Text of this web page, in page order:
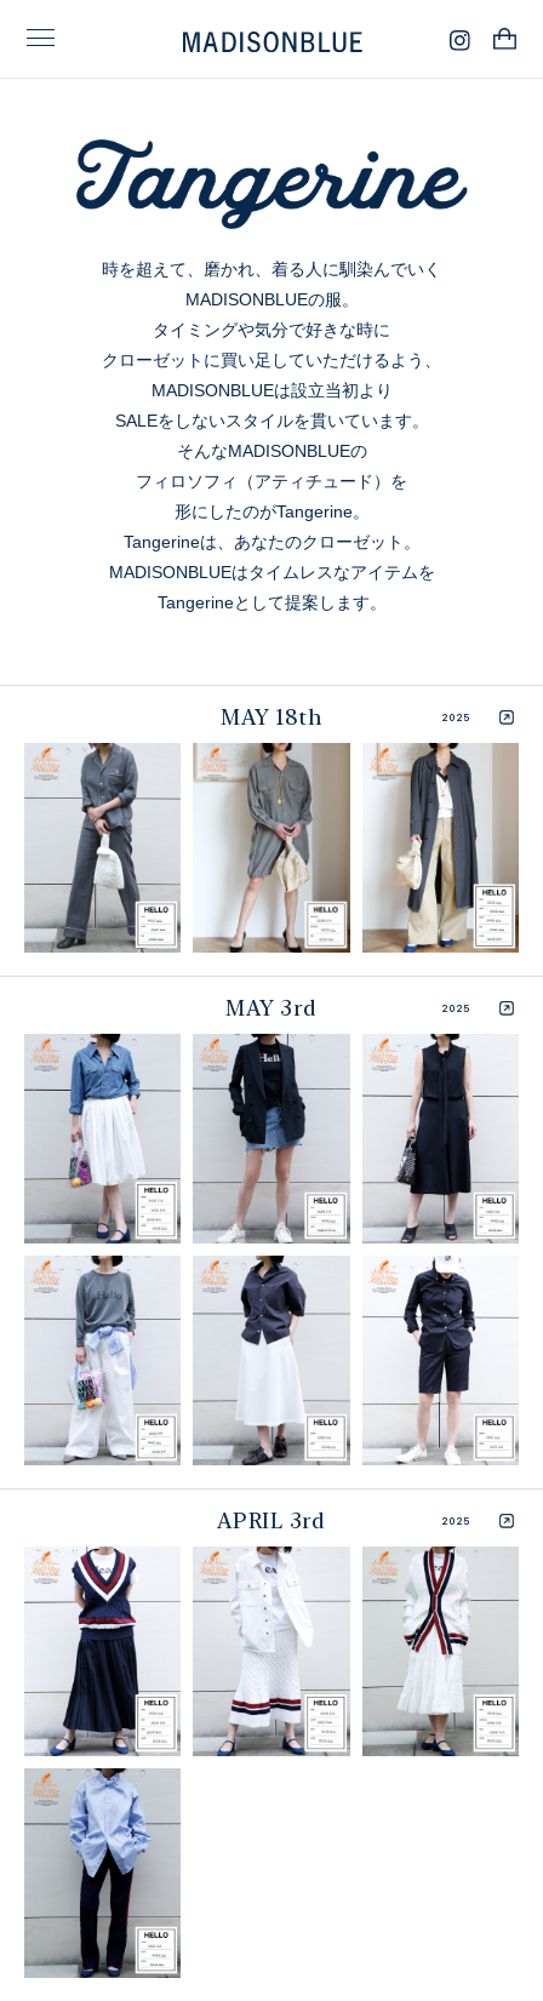
時を超えて、磨かれ、着る人に馴染んでいく
MADISONBLUEの服。
タイミングや気分で好きな時に
クローゼットに買い足していただけるよう、
MADISONBLUEは設立当初より
SALEをしないスタイルを貫いています。
そんなMADISONBLUEの
フィロソフィ（アティチュード）を
形にしたのがTangerine。
Tangerineは、あなたのクローゼット。
MADISONBLUEはタイムレスなアイテムを
Tangerineとして提案します。
MAY 18th 2025
MAY 3rd 2025
APRIL 3rd 2025